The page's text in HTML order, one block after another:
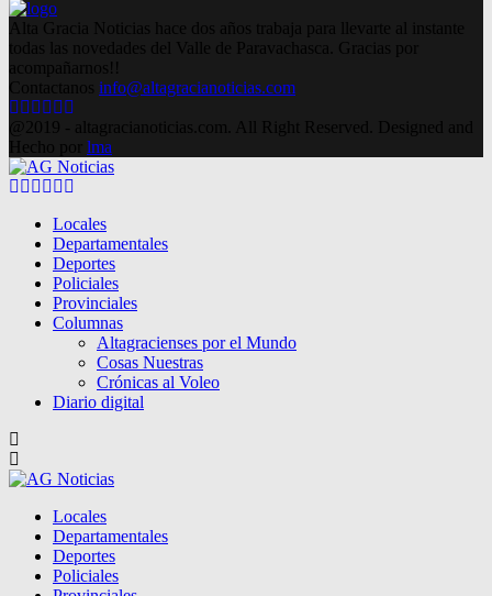
Alta Gracia Noticias hace dos años trabaja para llevarte al instante
todas las novedades del Valle de Paravachasca. Gracias por
acompañarnos!!
Contactanos info@altagracianoticias.com
Facebook
Twitter
Instagram
Pinterest
Google
@2019 - altagracianoticias.com. All Right Reserved. Designed and
Hecho por lma
Facebook
Twitter
Instagram
Pinterest
Google
Locales
Departamentales
Deportes
Policiales
Provinciales
Columnas
Altagracienses por el Mundo
Cosas Nuestras
Crónicas al Voleo
Diario digital
Locales
Departamentales
Deportes
Policiales